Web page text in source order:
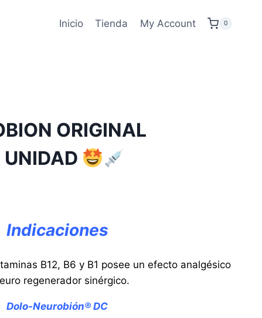
Inicio Tienda My Account 0
ORIGINAL
Indicaciones
B12, B6 y B1 posee un efecto analgésico
regenerador sinérgico.
Dolo-Neurobión® DC